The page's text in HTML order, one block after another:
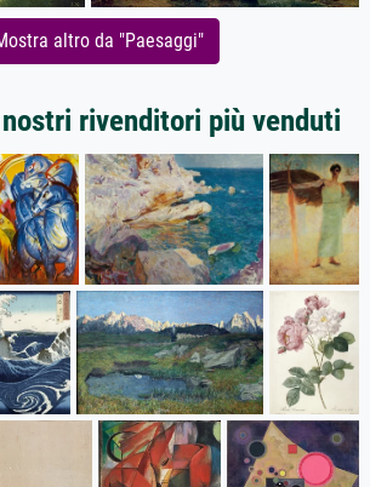
altro da "Paesaggi"
rivenditori più venduti